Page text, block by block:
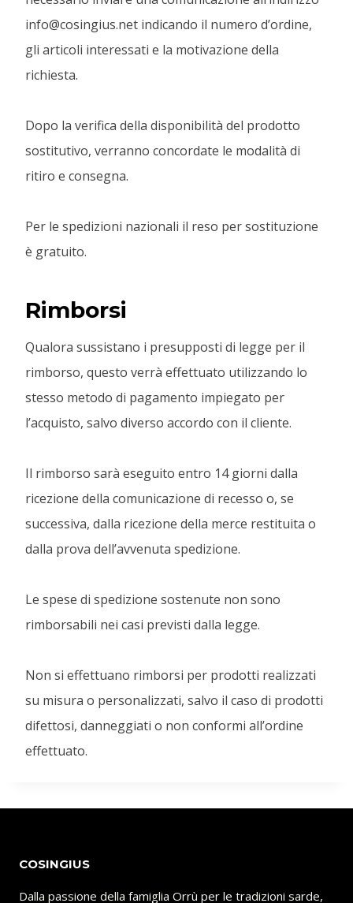
info@cosingius.net indicando il numero d’ordine,
gli articoli interessati e la motivazione della
richiesta.
Dopo la verifica della disponibilità del prodotto
sostitutivo, verranno concordate le modalità di
ritiro e consegna.
Per le spedizioni nazionali il reso per sostituzione
è gratuito.
Rimborsi
Qualora sussistano i presupposti di legge per il
rimborso, questo verrà effettuato utilizzando lo
stesso metodo di pagamento impiegato per
l’acquisto, salvo diverso accordo con il cliente.
Il rimborso sarà eseguito entro 14 giorni dalla
ricezione della comunicazione di recesso o, se
successiva, dalla ricezione della merce restituita o
dalla prova dell’avvenuta spedizione.
Le spese di spedizione sostenute non sono
rimborsabili nei casi previsti dalla legge.
Non si effettuano rimborsi per prodotti realizzati
su misura o personalizzati, salvo il caso di prodotti
difettosi, danneggiati o non conformi all’ordine
effettuato.
COSINGIUS
Dalla passione della famiglia Orrù per le tradizioni sarde,